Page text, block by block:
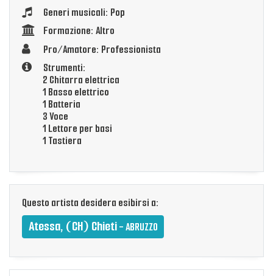
Generi musicali: Pop
Formazione: Altro
Pro/Amatore: Professionista
Strumenti:
2 Chitarra elettrica
1 Basso elettrico
1 Batteria
3 Voce
1 Lettore per basi
1 Tastiera
Questo artista desidera esibirsi a:
Atessa, (CH) Chieti- ABRUZZO